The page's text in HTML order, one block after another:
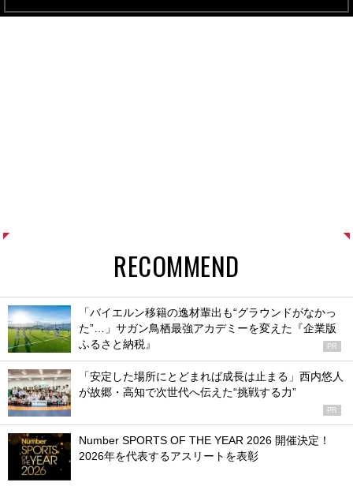
RECOMMEND
「バイエルン移籍の逸材輩出も“グラウンドがなかっ
た”…」サガン鳥栖最強アカデミーを変えた『企業版
ふるさと納税』
PR
「安定した場所にとどまれば成長は止まる」西内悠人
が故郷・高知で次世代へ伝えた“挑戦する力”
PR
Number SPORTS OF THE YEAR 2026 開催決定！
2026年を代表するアスリートを表彰